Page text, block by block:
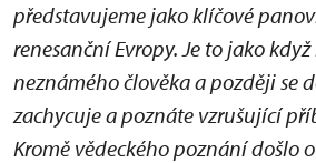
představujeme jako klíčové
renesanční Evropy. Je to jako
neznámého člověka a později se
zachycuje a poznáte vzrušující
Kromě vědeckého poznání došlo